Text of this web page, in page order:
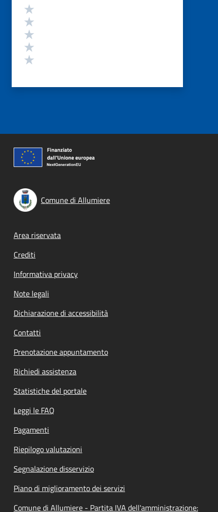
Valutazione
Comune di Allumiere
Footer menu
Area riservata
Crediti
Informativa privacy
Note legali
Dichiarazione di accessibilità
Contatti
Prenotazione appuntamento
Richiedi assistenza
Statistiche del portale
Leggi le FAQ
Pagamenti
Riepilogo valutazioni
Segnalazione disservizio
Piano di miglioramento dei servizi
Comune di Allumiere - Partita IVA dell'amministrazione: